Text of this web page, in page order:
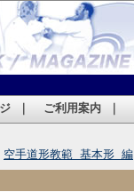
ご利用案内
空手道形教範 基本形 編